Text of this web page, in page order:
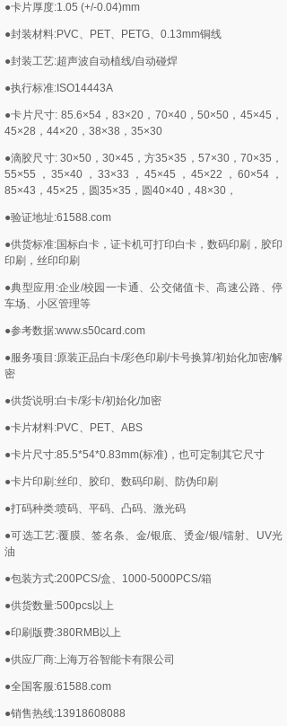
●卡片厚度:1.05 (+/-0.04)mm
●封装材料:PVC、PET、PETG、0.13mm铜线
●封装工艺:超声波自动植线/自动碰焊
●执行标准:ISO14443A
●卡片尺寸: 85.6×54，83×20，70×40，50×50，45×45，
45×28，44×20，38×38，35×30
●滴胶尺寸: 30×50，30×45，方35×35，57×30，70×35，
55×55，35×40，33×33，45×45，45×22，60×54，
85×43，45×25，圆35×35，圆40×40，48×30，
●验证地址:61588.com
●供货标准:国标白卡，证卡机可打印白卡，数码印刷，胶印
印刷，丝印印刷
●典型应用:企业/校园一卡通、公交储值卡、高速公路、停
车场、小区管理等
●参考数据:www.s50card.com
●服务项目:原装正品白卡/彩色印刷/卡号换算/初始化加密/解
密
●供货说明:白卡/彩卡/初始化/加密
●卡片材料:PVC、PET、ABS
●卡片尺寸:85.5*54*0.83mm(标准)，也可定制其它尺寸
●卡片印刷:丝印、胶印、数码印刷、防伪印刷
●打码种类:喷码、平码、凸码、激光码
●可选工艺:覆膜、签名条、金/银底、烫金/银/镭射、UV光
油
●包装方式:200PCS/盒、1000-5000PCS/箱
●供货数量:500pcs以上
●印刷版费:380RMB以上
●供应厂商:上海万谷智能卡有限公司
●全国客服:61588.com
●销售热线:13918608088